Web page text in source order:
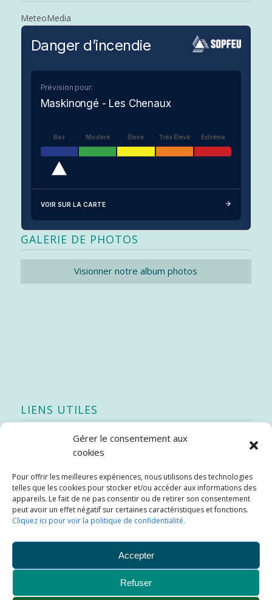
Gérer le consentement aux
cookies
Pour offrir les meilleures expériences, nous utilisons des technologies
telles que les cookies pour stocker et/ou accéder aux informations des
appareils. Le fait de ne pas consentir ou de retirer son consentement
peut avoir un effet négatif sur certaines caractéristiques et fonctions.
Cliquez ici pour voir la politique de confidentialité.
Accepter
Refuser
MeteoMedia
Danger d’incendie
Prévision pour:
Maskinongé - Les Chenaux
Bas Modéré Élevé Très Élevé Extrême
VOIR SUR LA CARTE
GALERIE DE PHOTOS
Visionner notre album photos
LIENS UTILES
Quoi de neuf
Stratégie québécoise d’économie d’eau potable
Bibliothèque
Météo locale